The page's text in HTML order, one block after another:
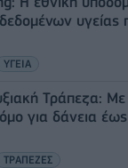
υγείας
ΥΓΕΙΑ
Τράπεζα: Με
για δάνεια
ΤΡΑΠΕΖΕΣ